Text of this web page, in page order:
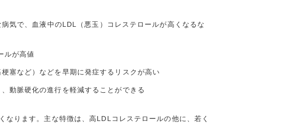
気で、血液中のLDL（悪玉）コレステロールが高くなるな
ルが高値
塞など）などを早期に発症するリスクが高い
動脈硬化の進行を軽減することができる
なります。主な特徴は、高LDLコレステロールの他に、若く